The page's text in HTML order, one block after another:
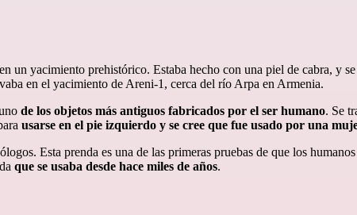
un yacimiento prehistórico. Estaba hecho con una piel de cabra, y
en el yacimiento de Areni-1, cerca del río Arpa en Armenia.
de los objetos más antiguos fabricados por el ser humano. Se
usarse en el pie izquierdo y se cree que fue usado por una
Esta prenda es una de las primeras pruebas de que los
que se usaba desde hace miles de años.